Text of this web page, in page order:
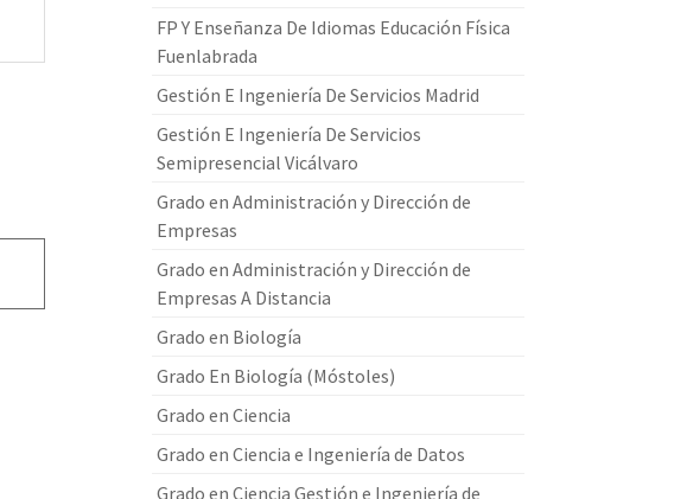
FP Y Enseñanza De Idiomas Educación Física
Fuenlabrada
Gestión E Ingeniería De Servicios Madrid
Gestión E Ingeniería De Servicios
Semipresencial Vicálvaro
Grado en Administración y Dirección de
Empresas
Grado en Administración y Dirección de
Empresas A Distancia
Grado en Biología
Grado En Biología (Móstoles)
Grado en Ciencia
Grado en Ciencia e Ingeniería de Datos
Grado en Ciencia Gestión e Ingeniería de